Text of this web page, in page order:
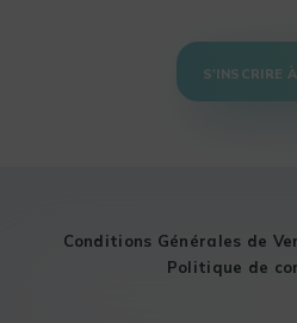
S'INSCRIRE
Conditions Générales de
Politique de